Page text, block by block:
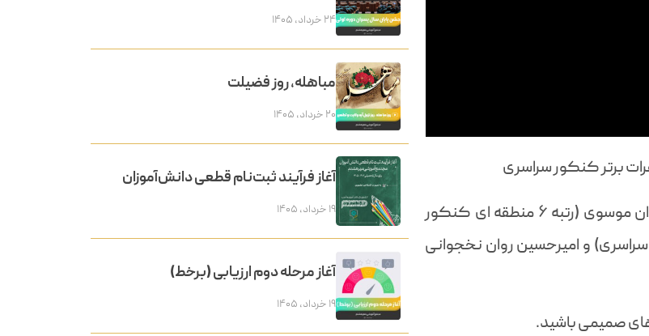
برتر کنکور سراسری
در این قسمت در خدمت آقایان سید علی حسینی اخوان موسوی (رتبه ۶ منطقه ای کنکور
کشوری) ، امین باهنر (رتبه ۴۵۷ کنکور سراسری) و امیرحسین روان نخجوانی
صمیمی باشید.
۲۴ خرداد, ۱۴۰۵
مباهله، روز فضیلت
۲۰ خرداد, ۱۴۰۵
آغاز فرآیند ثبت‌نام قطعی دانش‌آموزان
۱۹ خرداد, ۱۴۰۵
آغاز مرحله دوم ارزیابی (برخط)
۱۹ خرداد, ۱۴۰۵